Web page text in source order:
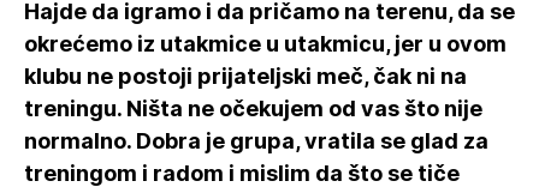
Hajde da igramo i da pričamo na terenu, da se
okrećemo iz utakmice u utakmicu, jer u ovom
klubu ne postoji prijateljski meč, čak ni na
treningu. Ništa ne očekujem od vas što nije
normalno. Dobra je grupa, vratila se glad za
treningom i radom i mislim da što se tiče